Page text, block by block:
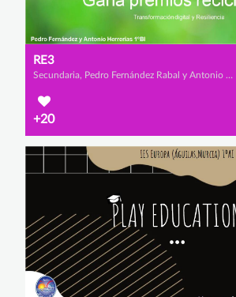
RE3
Secundaria, Pedro Fernández Rabal y Antonio Herrerías Salvador
+20